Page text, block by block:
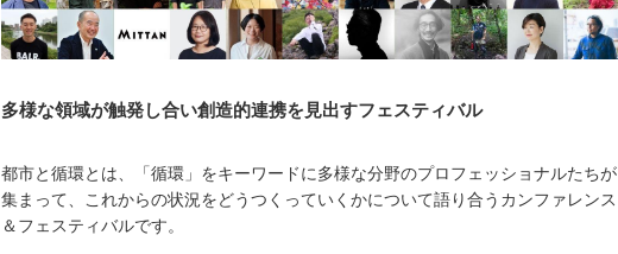
多様な領域が触発し合い創造的連携を見出すフェスティバル
都市と循環とは、「循環」をキーワードに多様な分野のプロフェッショナルたちが
集まって、これからの状況をどうつくっていくかについて語り合うカンファレンス
＆フェスティバルです。